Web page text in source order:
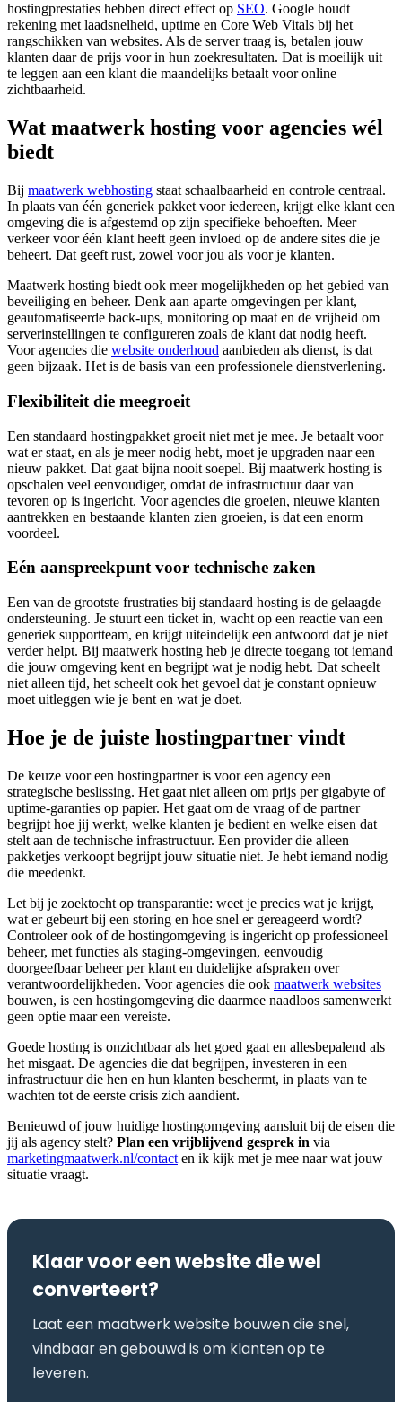
hostingprestaties hebben direct effect op SEO. Google houdt
rekening met laadsnelheid, uptime en Core Web Vitals bij het
rangschikken van websites. Als de server traag is, betalen jouw
klanten daar de prijs voor in hun zoekresultaten. Dat is moeilijk uit
te leggen aan een klant die maandelijks betaalt voor online
zichtbaarheid.
Wat maatwerk hosting voor agencies wél
biedt
Bij maatwerk webhosting staat schaalbaarheid en controle centraal.
In plaats van één generiek pakket voor iedereen, krijgt elke klant een
omgeving die is afgestemd op zijn specifieke behoeften. Meer
verkeer voor één klant heeft geen invloed op de andere sites die je
beheert. Dat geeft rust, zowel voor jou als voor je klanten.
Maatwerk hosting biedt ook meer mogelijkheden op het gebied van
beveiliging en beheer. Denk aan aparte omgevingen per klant,
geautomatiseerde back-ups, monitoring op maat en de vrijheid om
serverinstellingen te configureren zoals de klant dat nodig heeft.
Voor agencies die website onderhoud aanbieden als dienst, is dat
geen bijzaak. Het is de basis van een professionele dienstverlening.
Flexibiliteit die meegroeit
Een standaard hostingpakket groeit niet met je mee. Je betaalt voor
wat er staat, en als je meer nodig hebt, moet je upgraden naar een
nieuw pakket. Dat gaat bijna nooit soepel. Bij maatwerk hosting is
opschalen veel eenvoudiger, omdat de infrastructuur daar van
tevoren op is ingericht. Voor agencies die groeien, nieuwe klanten
aantrekken en bestaande klanten zien groeien, is dat een enorm
voordeel.
Eén aanspreekpunt voor technische zaken
Een van de grootste frustraties bij standaard hosting is de gelaagde
ondersteuning. Je stuurt een ticket in, wacht op een reactie van een
generiek supportteam, en krijgt uiteindelijk een antwoord dat je niet
verder helpt. Bij maatwerk hosting heb je directe toegang tot iemand
die jouw omgeving kent en begrijpt wat je nodig hebt. Dat scheelt
niet alleen tijd, het scheelt ook het gevoel dat je constant opnieuw
moet uitleggen wie je bent en wat je doet.
Hoe je de juiste hostingpartner vindt
De keuze voor een hostingpartner is voor een agency een
strategische beslissing. Het gaat niet alleen om prijs per gigabyte of
uptime-garanties op papier. Het gaat om de vraag of de partner
begrijpt hoe jij werkt, welke klanten je bedient en welke eisen dat
stelt aan de technische infrastructuur. Een provider die alleen
pakketjes verkoopt begrijpt jouw situatie niet. Je hebt iemand nodig
die meedenkt.
Let bij je zoektocht op transparantie: weet je precies wat je krijgt,
wat er gebeurt bij een storing en hoe snel er gereageerd wordt?
Controleer ook of de hostingomgeving is ingericht op professioneel
beheer, met functies als staging-omgevingen, eenvoudig
doorgeefbaar beheer per klant en duidelijke afspraken over
verantwoordelijkheden. Voor agencies die ook maatwerk websites
bouwen, is een hostingomgeving die daarmee naadloos samenwerkt
geen optie maar een vereiste.
Goede hosting is onzichtbaar als het goed gaat en allesbepalend als
het misgaat. De agencies die dat begrijpen, investeren in een
infrastructuur die hen en hun klanten beschermt, in plaats van te
wachten tot de eerste crisis zich aandient.
Benieuwd of jouw huidige hostingomgeving aansluit bij de eisen die
jij als agency stelt? Plan een vrijblijvend gesprek in via
marketingmaatwerk.nl/contact en ik kijk met je mee naar wat jouw
situatie vraagt.
Klaar voor een website die wel
converteert?
Laat een maatwerk website bouwen die snel,
vindbaar en gebouwd is om klanten op te
leveren.